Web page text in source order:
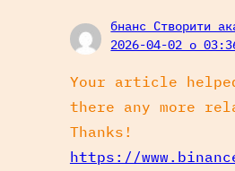
бнанс Створити
2026-04-02 o
Your article
there any more
Thanks!
https://